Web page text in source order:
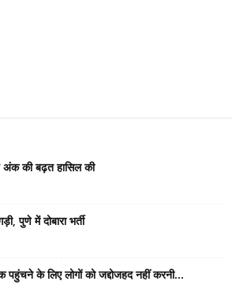
अंक की बढ़त हासिल की
पुणे में दोबारा भर्ती
पहुंचने के लिए लोगों को जद्दोजहद नहीं करनी...